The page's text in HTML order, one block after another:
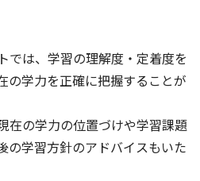
では、学習の理解度・定着度を
の学力を正確に把握することが
在の学力の位置づけや学習課題
の学習方針のアドバイスもいた